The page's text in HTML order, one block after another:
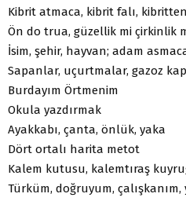
Kibrit atmaca, kibrit falı,
Ön do trua, güzellik mi çirkinlik
İsim, şehir, hayvan; adam
Sapanlar, uçurtmalar, gazoz
Burdayım Örtmenim
Okula yazdırmak
Ayakkabı, çanta, önlük, yaka
Dört ortalı harita metot
Kalem kutusu, kalemtıraş
Türküm, doğruyum, çalışkanım,